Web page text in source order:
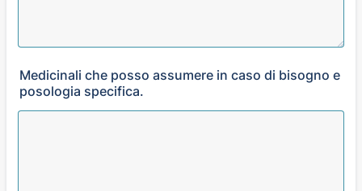
Medicinali che posso assumere in caso di bisogno e
posologia specifica.